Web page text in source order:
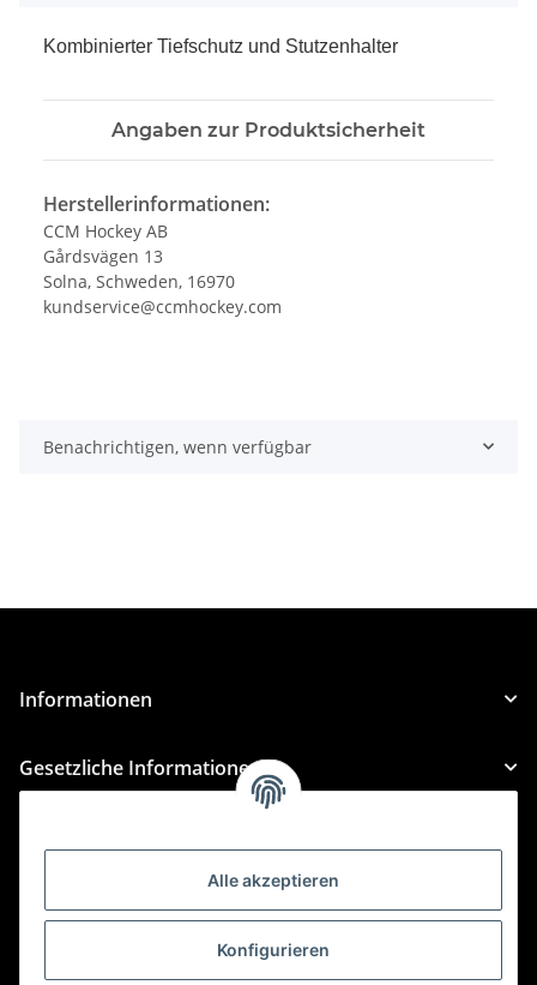
Alle akzeptieren
Konfigurieren
Kombinierter Tiefschutz und Stutzenhalter
Angaben zur Produktsicherheit
Herstellerinformationen:
CCM Hockey AB
Gårdsvägen 13
Solna, Schweden, 16970
kundservice@ccmhockey.com
Benachrichtigen, wenn verfügbar
Informationen
Gesetzliche Informationen
Für Custom Anfragen und Custom Bestellungen auch
custom@htr-shop.com